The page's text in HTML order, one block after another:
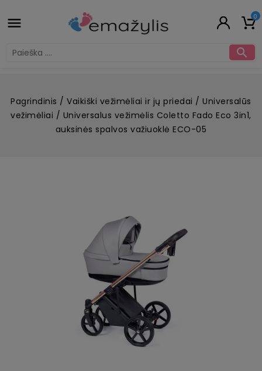
 0

Pagrindinis Vaikiški vežimėliai ir jų priedai
Universalūs
vežimėliai
Universalus vežimėlis Coletto Fado Eco 3in1,
auksinės spalvos važiuoklė ECO-05